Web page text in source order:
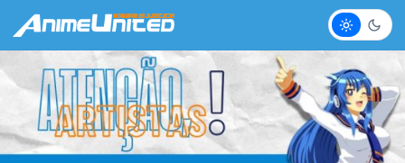
Claro